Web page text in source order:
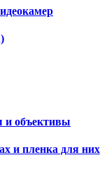
и объективы
и пленка для них